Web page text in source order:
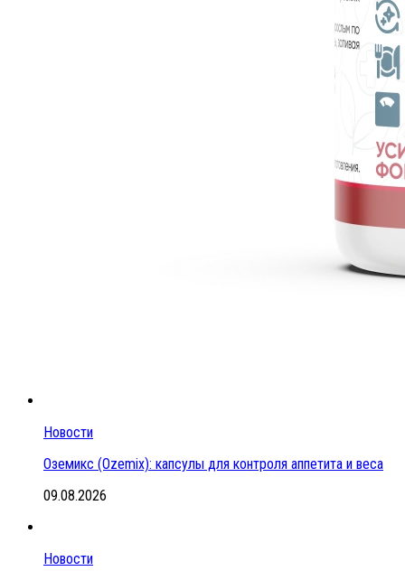
Новости
Оземикс (Ozemix): капсулы для контроля аппетита и веса
09.08.2026
Новости